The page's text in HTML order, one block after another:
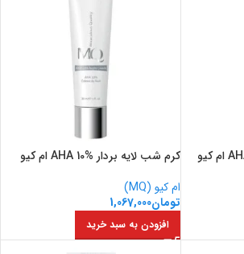
کرم شب لایه بردار AHA 10% ام کیو
ام کیو (MQ)
تومان1,067,000
افزودن به سبد خرید